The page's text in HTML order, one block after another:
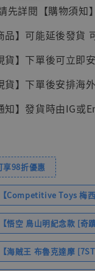
先詳閱【購物須知
】可能延後發貨
】下單後可立即
】下單後安排海
】發貨時由IG或
享98折優惠
Competitive Toys 梅西
悟空 鳥山明紀念款 [奇
海賊王 布魯克達摩